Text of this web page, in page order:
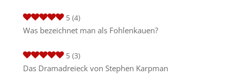
5 (4)
Was bezeichnet man als Fohlenkauen?
5 (3)
Das Dramadreieck von Stephen Karpman